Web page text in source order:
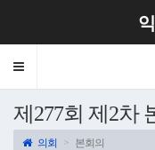
Toggle
제277회 제2차
의회 본회의